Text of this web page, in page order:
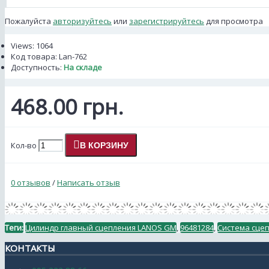
Пожалуйста авторизуйтесь или зарегистрируйтесь для просмотра
Views: 1064
Код товара: Lan-762
Доступность: На складе
468.00 грн.
Кол-во В КОРЗИНУ
0 отзывов /Написать отзыв
Теги:Цилиндр главный сцепления LANOS GM, 96481284,Система
КОНТАКТЫ